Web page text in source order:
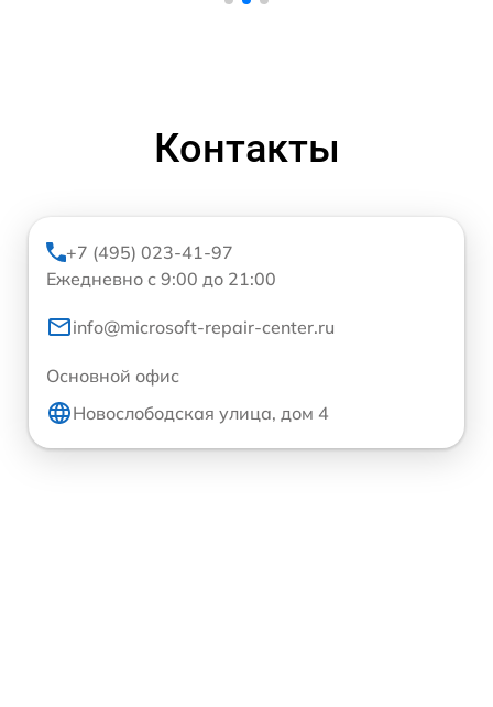
Контакты
+7 (495) 023-41-97
Ежедневно с 9:00 до 21:00
info@microsoft-repair-center.ru
Основной офис
Новослободская улица, дом 4